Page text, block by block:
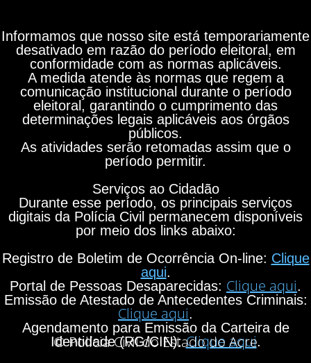
Informamos que nosso site está temporariamente
desativado em razão do período eleitoral, em
conformidade com as normas aplicáveis.
A medida atende às normas que regem a
comunicação institucional durante o período
eleitoral, garantindo o cumprimento das
determinações legais aplicáveis aos órgãos
públicos.
As atividades serão retomadas assim que o
período permitir.
Serviços ao Cidadão
Durante esse período, os principais serviços
digitais da Polícia Civil permanecem disponíveis
por meio dos links abaixo:
Registro de Boletim de Ocorrência On-line: Clique
aqui.
Portal de Pessoas Desaparecidas: Clique aqui.
Emissão de Atestado de Antecedentes Criminais:
Clique aqui.
Agendamento para Emissão da Carteira de
Identidade (RG/CIN):Clique aqui.
© Polícia Civil do Estado do Acre